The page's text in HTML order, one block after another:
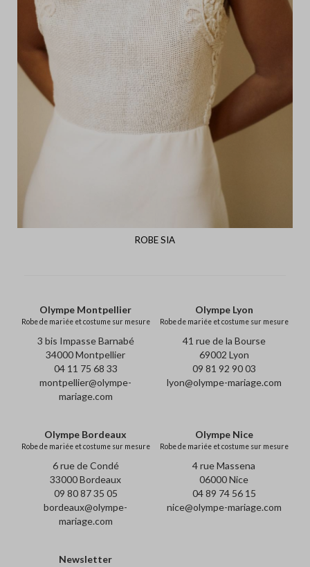
ROBE SIA
Olympe Montpellier
Robe de mariée et costume sur mesure
3 bis Impasse Barnabé
34000 Montpellier
04 11 75 68 33
montpellier@olympe-
mariage.com
Olympe Lyon
Robe de mariée et costume sur mesure
41 rue de la Bourse
69002 Lyon
09 81 92 90 03
lyon@olympe-mariage.com
Olympe Bordeaux
Robe de mariée et costume sur mesure
6 rue de Condé
33000 Bordeaux
09 80 87 35 05
bordeaux@olympe-
mariage.com
Olympe Nice
Robe de mariée et costume sur mesure
4 rue Massena
06000 Nice
04 89 74 56 15
nice@olympe-mariage.com
Newsletter